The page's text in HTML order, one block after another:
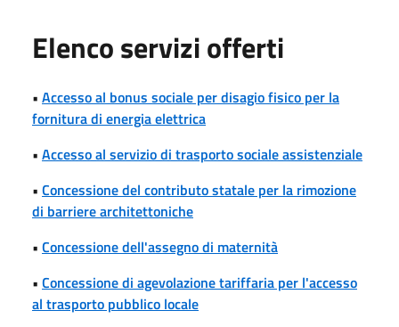
Elenco servizi offerti
• Accesso al bonus sociale per disagio fisico per la
fornitura di energia elettrica
• Accesso al servizio di trasporto sociale assistenziale
• Concessione del contributo statale per la rimozione
di barriere architettoniche
• Concessione dell'assegno di maternità
• Concessione di agevolazione tariffaria per l'accesso
al trasporto pubblico locale